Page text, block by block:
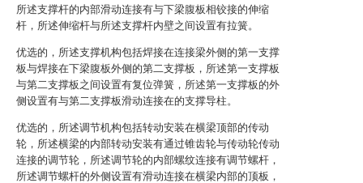
所述支撑杆的内部滑动连接有与下梁腹板相铰接的伸缩
杆，所述伸缩杆与所述支撑杆内壁之间设置有拉簧。
优选的，所述支撑机构包括焊接在连接梁外侧的第一支撑
板与焊接在下梁腹板外侧的第二支撑板，所述第一支撑板
与第二支撑板之间设置有复位弹簧，所述第一支撑板的外
侧设置有与第二支撑板滑动连接在的支撑导柱。
优选的，所述调节机构包括转动安装在横梁顶部的传动
轮，所述横梁的内部转动安装有通过锥齿轮与传动轮传动
连接的调节轮，所述调节轮的内部螺纹连接有调节螺杆，
所述调节螺杆的外侧设置有滑动连接在横梁内部的顶板，